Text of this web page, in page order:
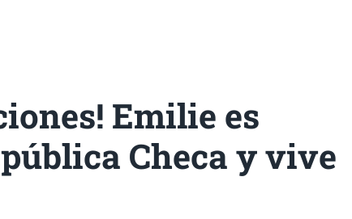
Emilie es
Checa y vive